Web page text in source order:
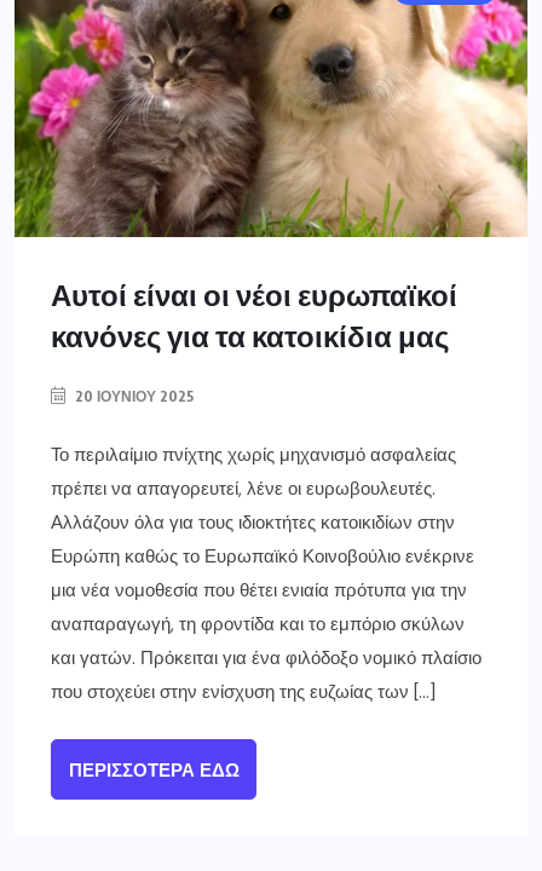
Αυτοί είναι οι νέοι ευρωπαϊκοί
κανόνες για τα κατοικίδια μας
20 ΙΟΥΝΊΟΥ 2025
Το περιλαίμιο πνίχτης χωρίς μηχανισμό ασφαλείας
πρέπει να απαγορευτεί, λένε οι ευρωβουλευτές.
Αλλάζουν όλα για τους ιδιοκτήτες κατοικιδίων στην
Ευρώπη καθώς το Ευρωπαϊκό Κοινοβούλιο ενέκρινε
μια νέα νομοθεσία που θέτει ενιαία πρότυπα για την
αναπαραγωγή, τη φροντίδα και το εμπόριο σκύλων
και γατών. Πρόκειται για ένα φιλόδοξο νομικό πλαίσιο
που στοχεύει στην ενίσχυση της ευζωίας των […]
ΠΕΡΙΣΣΌΤΕΡΑ ΕΔΏ